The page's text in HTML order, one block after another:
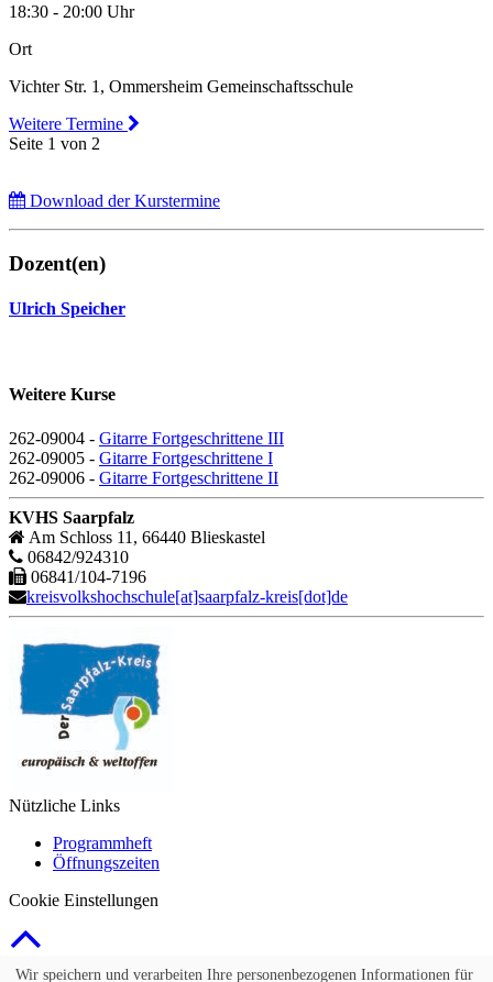
18:30 - 20:00 Uhr
Ort
Vichter Str. 1, Ommersheim Gemeinschaftsschule
Weitere Termine
Seite 1 von 2
Download der Kurstermine
Dozent(en)
Ulrich Speicher
Weitere Kurse
262-09004 - Gitarre Fortgeschrittene III
262-09005 - Gitarre Fortgeschrittene I
262-09006 - Gitarre Fortgeschrittene II
KVHS Saarpfalz
Am Schloss 11, 66440 Blieskastel
06842/924310
06841/104-7196
kreisvolkshochschule[at]saarpfalz-kreis[dot]de
Nützliche Links
Programmheft
Öffnungszeiten
Cookie Einstellungen
© 2026 Kubus Software GmbH
Wir speichern und verarbeiten Ihre personenbezogenen Informationen für